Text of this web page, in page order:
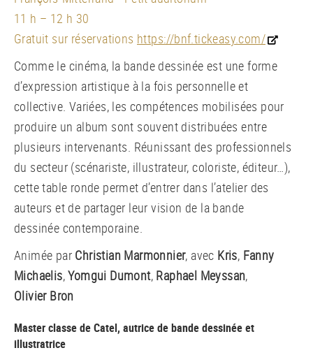
11 h – 12 h 30
Gratuit sur réservations https://bnf.tickeasy.com/
Comme le cinéma, la bande dessinée est une forme
d’expression artistique à la fois personnelle et
collective. Variées, les compétences mobilisées pour
produire un album sont souvent distribuées entre
plusieurs intervenants. Réunissant des professionnels
du secteur (scénariste, illustrateur, coloriste, éditeur…),
cette table ronde permet d’entrer dans l’atelier des
auteurs et de partager leur vision de la bande
dessinée contemporaine.
Animée par Christian Marmonnier, avec Kris, Fanny
Michaelis,Yomgui Dumont, Raphael Meyssan,
Olivier Bron
Master classe de Catel, autrice de bande dessinée et
illustratrice